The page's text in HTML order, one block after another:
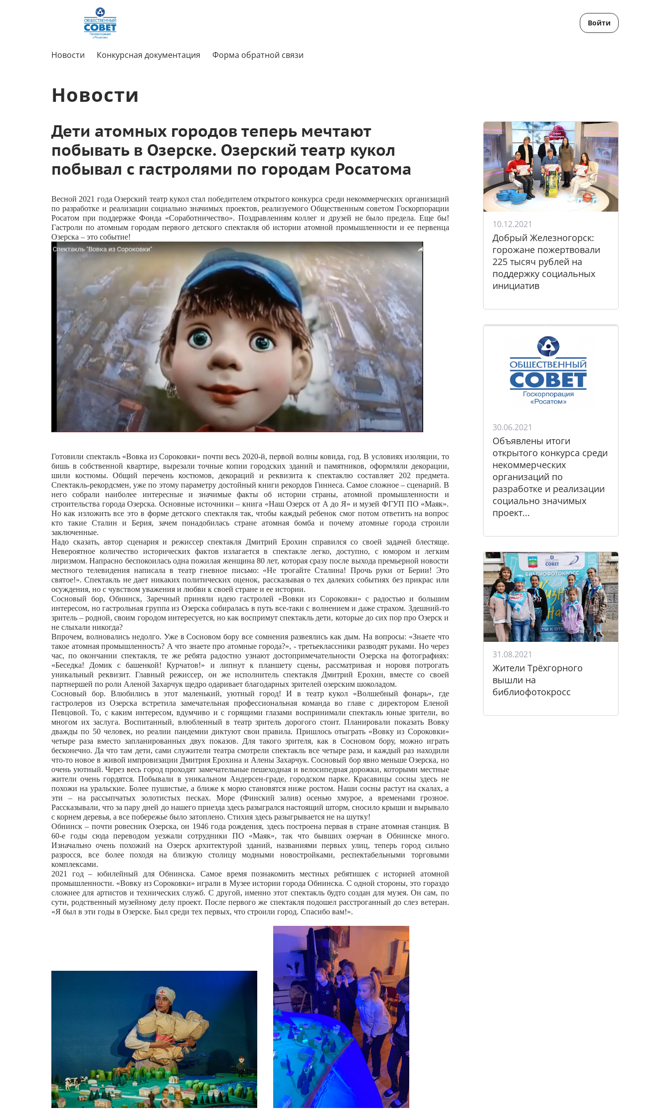
Войти
Новости Конкурсная документация Форма обратной связи
Новости
Дети атомных городов теперь мечтают
побывать в Озерске. Озерский театр кукол
побывал с гастролями по городам Росатома
Весной 2021 года Озерский театр кукол стал победителем открытого конкурса среди некоммерческих организаций
по разработке и реализации социально значимых проектов, реализуемого Общественным советом Госкорпорации
Росатом при поддержке Фонда «Соработничество». Поздравлениям коллег и друзей не было предела. Еще бы!
Гастроли по атомным городам первого детского спектакля об истории атомной промышленности и ее первенца
Озерска – это событие!
Готовили спектакль «Вовка из Сороковки» почти весь 2020-й, первой волны ковида, год. В условиях изоляции, то
бишь в собственной квартире, вырезали точные копии городских зданий и памятников, оформляли декорации,
шили костюмы. Общий перечень костюмов, декораций и реквизита к спектаклю составляет 202 предмета.
Спектакль-рекордсмен, уже по этому параметру достойный книги рекордов Гиннеса. Самое сложное – сценарий. В
него собрали наиболее интересные и значимые факты об истории страны, атомной промышленности и
строительства города Озерска. Основные источники – книга «Наш Озерск от А до Я» и музей ФГУП ПО «Маяк».
Но как изложить все это в форме детского спектакля так, чтобы каждый ребенок смог потом ответить на вопрос
кто такие Сталин и Берия, зачем понадобилась стране атомная бомба и почему атомные города строили
заключенные.
Надо сказать, автор сценария и режиссер спектакля Дмитрий Ерохин справился со своей задачей блестяще.
Невероятное количество исторических фактов излагается в спектакле легко, доступно, с юмором и легким
лиризмом. Напрасно беспокоилась одна пожилая женщина 80 лет, которая сразу после выхода премьерной новости
местного телевидения написала в театр гневное письмо: «Не трогайте Сталина! Прочь руки от Берии! Это
святое!». Спектакль не дает никаких политических оценок, рассказывая о тех далеких событиях без прикрас или
осуждения, но с чувством уважения и любви к своей стране и ее истории.
Сосновый бор, Обнинск, Заречный приняли идею гастролей «Вовки из Сороковки» с радостью и большим
интересом, но гастрольная группа из Озерска собиралась в путь все-таки с волнением и даже страхом. Здешний-то
зритель – родной, своим городом интересуется, но как воспримут спектакль дети, которые до сих пор про Озерск и
не слыхали никогда?
Впрочем, волновались недолго. Уже в Сосновом бору все сомнения развеялись как дым. На вопросы: «Знаете что
такое атомная промышленность? А что знаете про атомные города?», - третьеклассники разводят руками. Но через
час, по окончании спектакля, те же ребята радостно узнают достопримечательности Озерска на фотографиях:
«Беседка! Домик с башенкой! Курчатов!» и липнут к планшету сцены, рассматривая и норовя потрогать
уникальный реквизит. Главный режиссер, он же исполнитель спектакля Дмитрий Ерохин, вместе со своей
партнершей по роли Аленой Захарчук щедро одаривает благодарных зрителей озерским шоколадом.
Сосновый бор. Влюбились в этот маленький, уютный город! И в театр кукол «Волшебный фонарь», где
гастролеров из Озерска встретила замечательная профессиональная команда во главе с директором Еленой
Певцовой. То, с каким интересом, вдумчиво и с горящими глазами воспринимали спектакль юные зрители, во
многом их заслуга. Воспитанный, влюбленный в театр зритель дорогого стоит. Планировали показать Вовку
дважды по 50 человек, но реалии пандемии диктуют свои правила. Пришлось отыграть «Вовку из Сороковки»
четыре раза вместо запланированных двух показов. Для такого зрителя, как в Сосновом бору, можно играть
бесконечно. Да что там дети, сами служители театра смотрели спектакль все четыре раза, и каждый раз находили
что-то новое в живой импровизации Дмитрия Ерохина и Алены Захарчук. Сосновый бор явно меньше Озерска, но
очень уютный. Через весь город проходят замечательные пешеходная и велосипедная дорожки, которыми местные
жители очень гордятся. Побывали в уникальном Андерсен-граде, городском парке. Красавицы сосны здесь не
похожи на уральские. Более пушистые, а ближе к морю становятся ниже ростом. Наши сосны растут на скалах, а
эти – на рассыпчатых золотистых песках. Море (Финский залив) осенью хмурое, а временами грозное.
Рассказывали, что за пару дней до нашего приезда здесь разыгрался настоящий шторм, сносило крыши и вырывало
с корнем деревья, а все побережье было затоплено. Стихия здесь разыгрывается не на шутку!
Обнинск – почти ровесник Озерска, он 1946 года рождения, здесь построена первая в стране атомная станция. В
60-е годы сюда переводом уезжали сотрудники ПО «Маяк», так что бывших озерчан в Обнинске много.
Изначально очень похожий на Озерск архитектурой зданий, названиями первых улиц, теперь город сильно
разросся, все более походя на близкую столицу модными новостройками, респектабельными торговыми
комплексами.
2021 год – юбилейный для Обнинска. Самое время познакомить местных ребятишек с историей атомной
промышленности. «Вовку из Сороковки» играли в Музее истории города Обнинска. С одной стороны, это гораздо
сложнее для артистов и технических служб. С другой, именно этот спектакль будто создан для музея. Он сам, по
сути, родственный музейному делу проект. После первого же спектакля подошел расстроганный до слез ветеран.
«Я был в эти годы в Озерске. Был среди тех первых, что строили город. Спасибо вам!».
10.12.2021
Добрый Железногорск:
горожане пожертвовали
225 тысяч рублей на
поддержку социальных
инициатив
30.06.2021
Объявлены итоги
открытого конкурса среди
некоммерческих
организаций по
разработке и реализации
социально значимых
проект...
31.08.2021
Жители Трёхгорного
вышли на
библиофотокросс